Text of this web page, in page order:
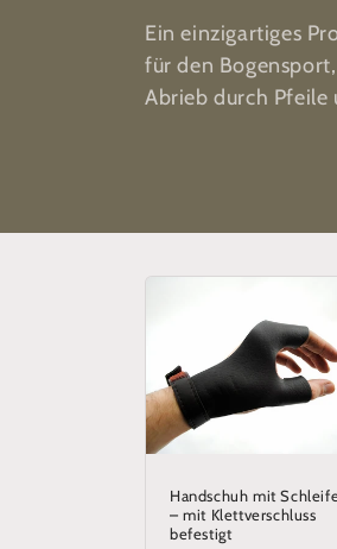
o
r
e
Ein einzigartiges
für den
Abrieb durch Pfeile
Handschuh mit
– mit Klettverschluss
befestigt